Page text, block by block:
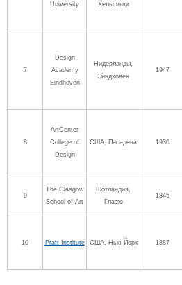
University
Хельсинки
7
Design
Academy
Eindhoven
Нидерланды,
Эйндховен
1947
8
ArtCenter
College of
Design
США, Пасадена 1930
9
The Glasgow
School of Art
Шотландия,
Глазго
1845
10 Pratt Institute США, Нью-Йорк 1887